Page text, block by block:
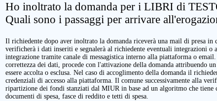
Ho inoltrato la domanda per i LIBRI di
Quali sono i passaggi per arrivare
Il richiedente dopo aver inoltrato la domanda riceverà una mail di presa in
verificherà i dati inseriti e segnalerà al richiedente eventuali integrazioni o
integrazione tramite canale di messagistica interno alla piattaforma o
correttezza dei dati, procede con l'attivazione della domanda attribuendo
essere accolta o esclusa. Nel caso di accoglimento della domanda il
credenziali di accesso alla piattaforma. Il comune successivamente alla
ripartizione dei fondi stanziati dal MIUR in base ad un algoritmo che
documenti di spesa, fasce di reddito e tetti di spesa.